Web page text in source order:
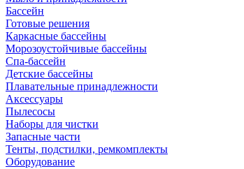
Бассейн
Готовые решения
Каркасные бассейны
Морозоустойчивые бассейны
Спа-бассейн
Детские бассейны
Плавательные принадлежности
Аксессуары
Пылесосы
Наборы для чистки
Запасные части
Тенты, подстилки, ремкомплекты
Оборудование